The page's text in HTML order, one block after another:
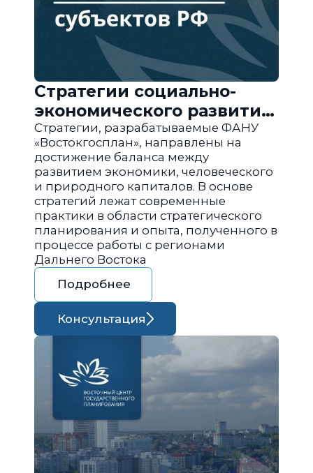
Стратегии социально-
экономического развития
субъектов РФ
Стратегии, разрабатываемые ФАНУ
«Востокгосплан», направлены на
достижение баланса между
развитием экономики, человеческого
и природного капиталов. В основе
стратегий лежат современные
практики в области стратегического
планирования и опыта, полученного в
процессе работы с регионами
Дальнего Востока
Подробнее
Консультация